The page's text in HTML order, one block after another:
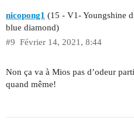
nicopong1 (15 - V1- Youngshine
blue diamond)
Février 14, 2021, 8:44
#9
Non ça va à Mios pas d’odeur
quand même!